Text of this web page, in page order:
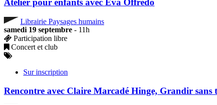
Atelier pour enfants avec Eva Offredo
Librairie Paysages humains
samedi 19 septembre - 11h
Participation libre
Concert et club
Sur inscription
Rencontre avec Claire Marcadé Hinge, Grandir sans